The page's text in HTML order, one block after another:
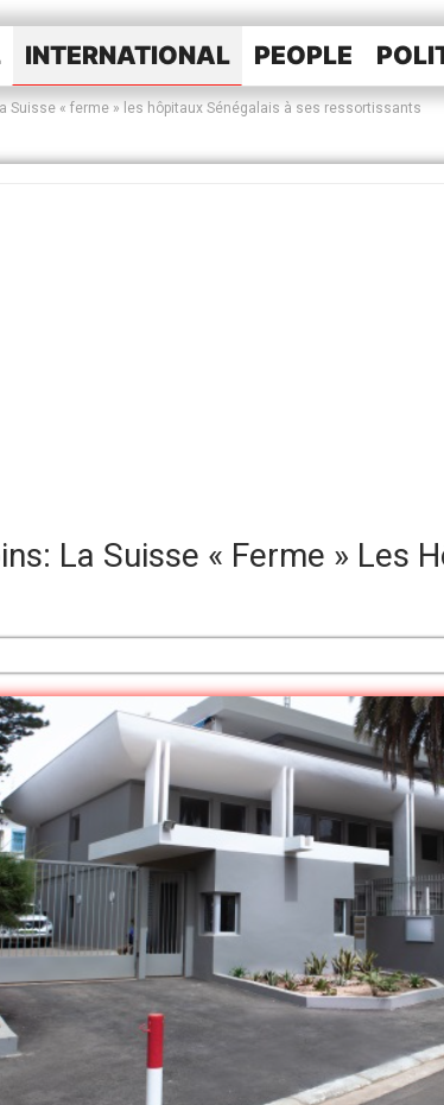
INTERNATIONAL PEOPLE
Suisse « ferme » les hôpitaux Sénégalais à ses ressortissants
La Suisse « Ferme » Les